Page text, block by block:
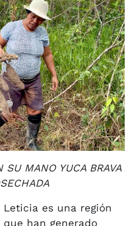
SU MANO YUCA BRAVA
es una región
han generado